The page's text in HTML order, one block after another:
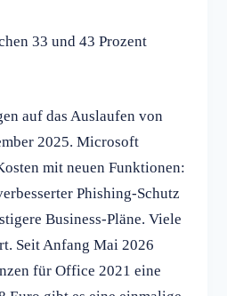
33 und 43 Prozent
auf das Auslaufen von
2025. Microsoft
mit neuen Funktionen:
Phishing-Schutz
Business-Pläne. Viele
Seit Anfang Mai 2026
für Office 2021 eine